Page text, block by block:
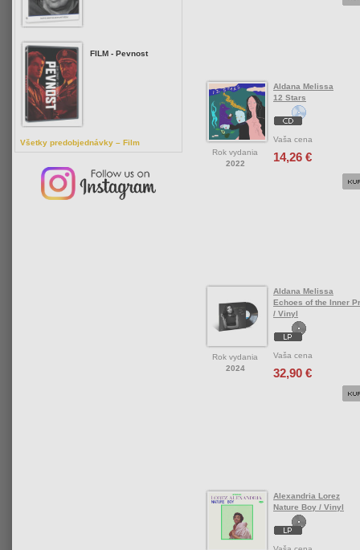
Rok vydania
2022
Aldana Melissa
12 Stars
Vaša cena
14,26 €
Rok vydania
2024
Aldana Melissa
Echoes of the Inner
/ Vinyl
Vaša cena
32,90 €
Alexandria Lorez
Nature Boy / Vinyl
FILM - Pevnost
Všetky predobjednávky – Film